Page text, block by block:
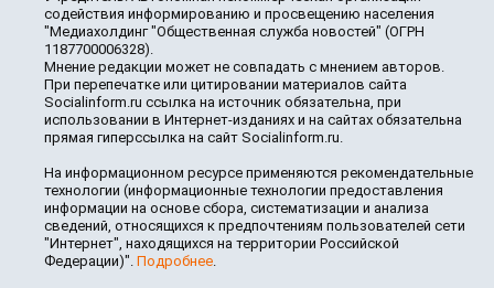
содействия информированию и просвещению населения
"Медиахолдинг "Общественная служба новостей" (ОГРН
1187700006328).
Мнение редакции может не совпадать с мнением авторов.
При перепечатке или цитировании материалов сайта
Socialinform.ru ссылка на источник обязательна, при
использовании в Интернет-изданиях и на сайтах обязательна
прямая гиперссылка на сайт Socialinform.ru.
На информационном ресурсе применяются рекомендательные
технологии (информационные технологии предоставления
информации на основе сбора, систематизации и анализа
сведений, относящихся к предпочтениям пользователей сети
"Интернет", находящихся на территории Российской
Федерации)". Подробнее.